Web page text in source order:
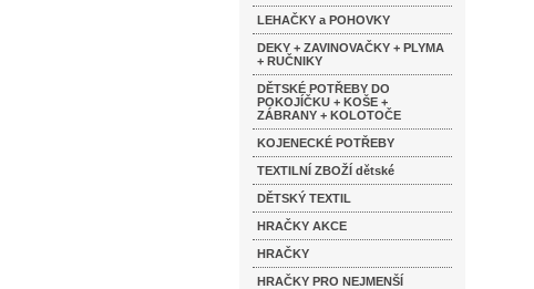
LEHAČKY a POHOVKY
DEKY + ZAVINOVAČKY + PLYMA
+ RUČNIKY
DĚTSKÉ POTŘEBY DO
POKOJÍČKU + KOŠE +
ZÁBRANY + KOLOTOČE
KOJENECKÉ POTŘEBY
TEXTILNÍ ZBOŽÍ dětské
DĚTSKÝ TEXTIL
HRAČKY AKCE
HRAČKY
HRAČKY PRO NEJMENŠÍ